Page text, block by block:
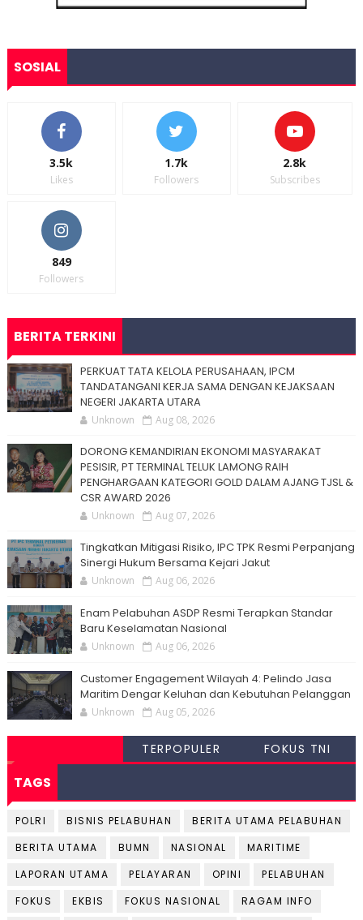
SOSIAL
3.5k
Likes
1.7k
Followers
2.8k
Subscribes
849
Followers
BERITA TERKINI
PERKUAT TATA KELOLA PERUSAHAAN, IPCM
TANDATANGANI KERJA SAMA DENGAN KEJAKSAAN
NEGERI JAKARTA UTARA
Unknown Aug 08, 2026
DORONG KEMANDIRIAN EKONOMI MASYARAKAT
PESISIR, PT TERMINAL TELUK LAMONG RAIH
PENGHARGAAN KATEGORI GOLD DALAM AJANG TJSL &
CSR AWARD 2026
Unknown Aug 07, 2026
Tingkatkan Mitigasi Risiko, IPC TPK Resmi Perpanjang
Sinergi Hukum Bersama Kejari Jakut
Unknown Aug 06, 2026
Enam Pelabuhan ASDP Resmi Terapkan Standar
Baru Keselamatan Nasional
Unknown Aug 06, 2026
Customer Engagement Wilayah 4: Pelindo Jasa
Maritim Dengar Keluhan dan Kebutuhan Pelanggan
Unknown Aug 05, 2026
TERPOPULER FOKUS TNI
TAGS
POLRI BISNIS PELABUHAN
BERITA UTAMA PELABUHAN
BERITA UTAMA
BUMN NASIONAL
MARITIME
LAPORAN UTAMA
PELAYARAN OPINI
PELABUHAN
FOKUS
EKBIS FOKUS NASIONAL
RAGAM INFO